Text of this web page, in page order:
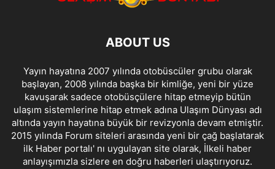
ABOUT US
Yayın hayatına 2007 yılında otobüscüler grubu olarak
başlayan, 2008 yılında başka bir kimliğe, yeni bir yüze
kavuşarak sadece otobüsçülere hitap etmeyip bütün
ulaşım sistemlerine hitap etmek adına Ulaşım Dünyası adı
altında yayın hayatına büyük bir revizyonla devam etmiştir.
2015 yılında Forum siteleri arasında yeni bir çağ başlatarak
ilk Haber portalı' nı uygulayan site olarak, İlkeli haber
anlayışımızla sizlere en doğru haberleri ulaştırıyoruz.